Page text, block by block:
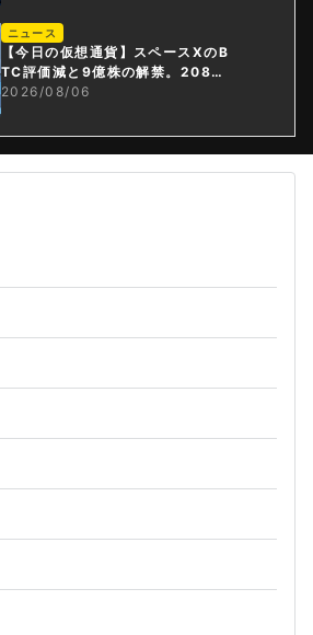
ニュース
【今日の仮想通貨】スペースXのB
TC評価減と9億株の解禁。208億
円相当のBTCが盗難
2026/08/06